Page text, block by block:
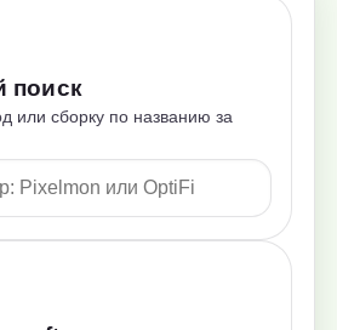
поиск
или сборку по названию за